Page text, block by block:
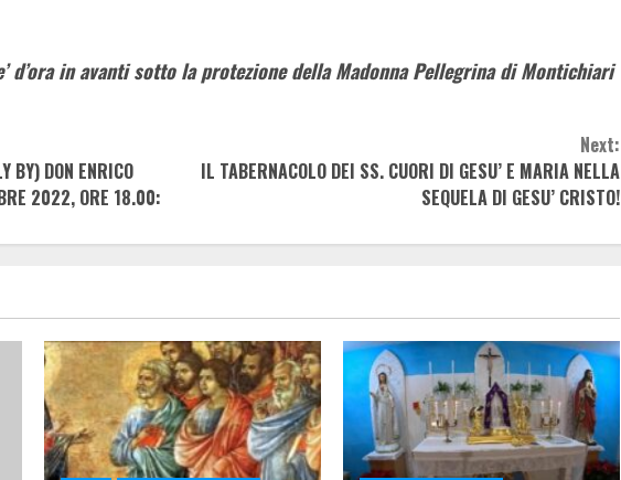
d’ora in avanti sotto la protezione della Madonna Pellegrina di Montichiari
BY) DON ENRICO
2022, ORE 18.00:
Next:
IL TABERNACOLO DEI SS. CUORI DI GESU’ E MARIA NELLA
SEQUELA DI GESU’ CRISTO!